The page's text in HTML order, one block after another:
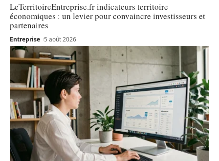
LeTerritoireEntreprise.fr indicateurs territoire
économiques : un levier pour convaincre investisseurs et
partenaires
Entreprise 5 août 2026